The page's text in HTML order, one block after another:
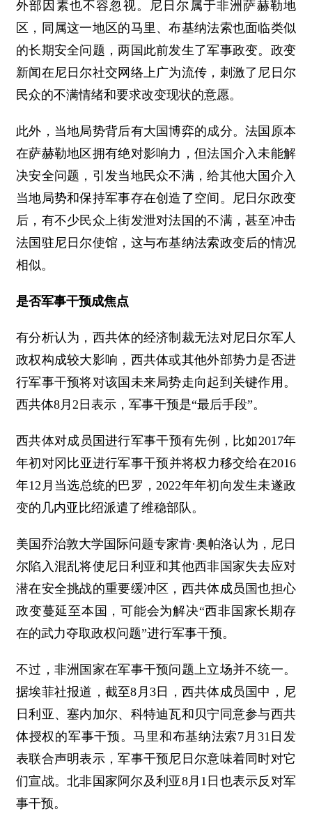
外部因素也不容忽视。尼日尔属于非洲萨赫勒地
区，同属这一地区的马里、布基纳法索也面临类似
的长期安全问题，两国此前发生了军事政变。政变
新闻在尼日尔社交网络上广为流传，刺激了尼日尔
民众的不满情绪和要求改变现状的意愿。
此外，当地局势背后有大国博弈的成分。法国原本
在萨赫勒地区拥有绝对影响力，但法国介入未能解
决安全问题，引发当地民众不满，给其他大国介入
当地局势和保持军事存在创造了空间。尼日尔政变
后，有不少民众上街发泄对法国的不满，甚至冲击
法国驻尼日尔使馆，这与布基纳法索政变后的情况
相似。
是否军事干预成焦点
有分析认为，西共体的经济制裁无法对尼日尔军人
政权构成较大影响，西共体或其他外部势力是否进
行军事干预将对该国未来局势走向起到关键作用。
西共体8月2日表示，军事干预是“最后手段”。
西共体对成员国进行军事干预有先例，比如2017年
年初对冈比亚进行军事干预并将权力移交给在2016
年12月当选总统的巴罗，2022年年初向发生未遂政
变的几内亚比绍派遣了维稳部队。
美国乔治敦大学国际问题专家肯·奥帕洛认为，尼日
尔陷入混乱将使尼日利亚和其他西非国家失去应对
潜在安全挑战的重要缓冲区，西共体成员国也担心
政变蔓延至本国，可能会为解决“西非国家长期存
在的武力夺取政权问题”进行军事干预。
不过，非洲国家在军事干预问题上立场并不统一。
据埃菲社报道，截至8月3日，西共体成员国中，尼
日利亚、塞内加尔、科特迪瓦和贝宁同意参与西共
体授权的军事干预。马里和布基纳法索7月31日发
表联合声明表示，军事干预尼日尔意味着同时对它
们宣战。北非国家阿尔及利亚8月1日也表示反对军
事干预。